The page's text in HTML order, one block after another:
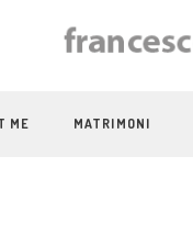
ME MATRIMONI